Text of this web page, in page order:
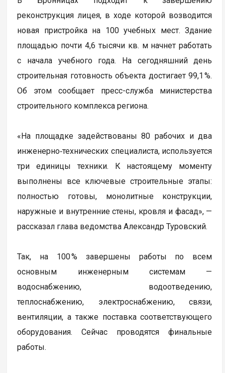
реконструкция лицея, в ходе которой возводится
новая пристройка на 100 учебных мест. Здание
площадью почти 4,6 тысячи кв. м начнет работать
с начала учебного года. На сегодняшний день
строительная готовность объекта достигает 99,1 %.
Об этом сообщает пресс-служба министерства
строительного комплекса региона.
«На площадке задействованы 80 рабочих и два
инженерно‑технических специалиста, используется
три единицы техники. К настоящему моменту
выполнены все ключевые строительные этапы:
полностью готовы, монолитные конструкции,
наружные и внутренние стены, кровля и фасад», —
рассказал глава ведомства Александр Туровский.
Так, на 100 % завершены работы по всем
основным инженерным системам —
водоснабжению, водоотведению,
теплоснабжению, электроснабжению, связи,
вентиляции, а также поставка соответствующего
оборудования. Сейчас проводятся финальные
работы.